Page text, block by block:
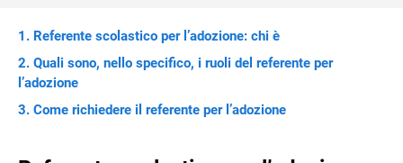
Referente scolastico per l’adozione: chi è
Quali sono, nello specifico, i ruoli del referente per
l’adozione
Come richiedere il referente per l’adozione